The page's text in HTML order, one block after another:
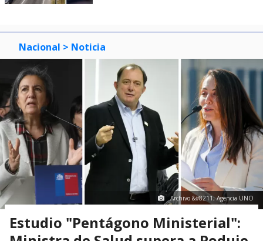
Nacional > Noticia
Archivo &#8211; Agencia UNO
Estudio "Pentágono Ministerial":